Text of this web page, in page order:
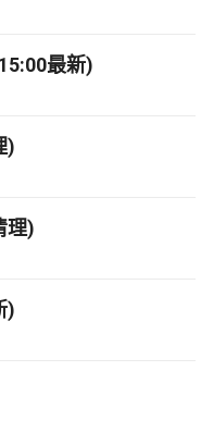
最新)
)
理)
)